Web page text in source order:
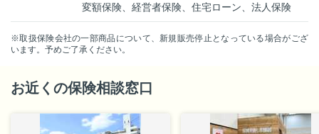
変額保険、経営者保険、住宅ローン、法人保険
※取扱保険会社の一部商品について、新規販売停止となっている場合がござ
います。予めご了承ください。
お近くの保険相談窓口